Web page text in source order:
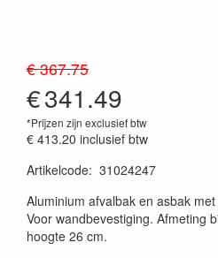
€ 367.75
€341.49
*Prijzen zijn exclusief btw
€ 413.20 inclusief btw
Artikelcode: 31024247
Aluminium afvalbak en asbak
Voor wandbevestiging. Afmeting
hoogte 26 cm.